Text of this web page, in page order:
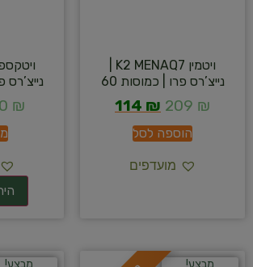
נייצ’רס פרו | כמוסות 60
209 ₪
114 ₪
הוספה לסל
מועדפים
נייצ’רס פרו | 60
₪
מבצע! מבצע!